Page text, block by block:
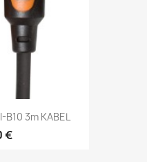
B10 3m KABEL
€